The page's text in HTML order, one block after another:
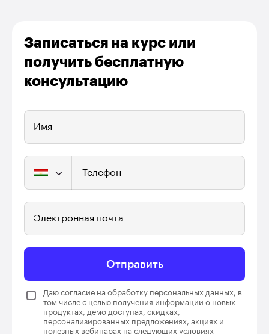
Записаться на курс или
получить бесплатную
консультацию
Имя
Телефон
Электронная почта
Отправить
Даю согласие на обработку персональных данных, в
том числе с целью получения информации о новых
продуктах, демо доступах, скидках,
персонализированных предложениях, акциях и
полезных вебинарах на следующих условиях